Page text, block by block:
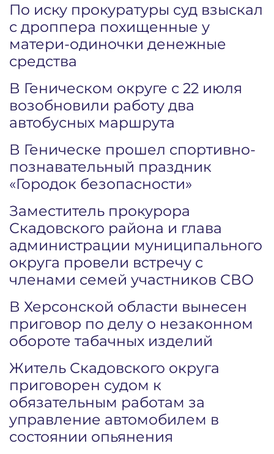
По иску прокуратуры суд взыскал
с дроппера похищенные у
матери-одиночки денежные
средства
В Геническом округе с 22 июля
возобновили работу два
автобусных маршрута
В Геническе прошел спортивно-
познавательный праздник
«Городок безопасности»
Заместитель прокурора
Скадовского района и глава
администрации муниципального
округа провели встречу с
членами семей участников СВО
В Херсонской области вынесен
приговор по делу о незаконном
обороте табачных изделий
Житель Скадовского округа
приговорен судом к
обязательным работам за
управление автомобилем в
состоянии опьянения